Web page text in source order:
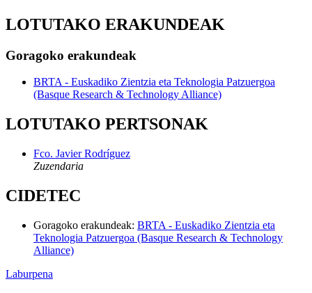
LOTUTAKO ERAKUNDEAK
Goragoko erakundeak
BRTA - Euskadiko Zientzia eta Teknologia Patzuergoa
(Basque Research & Technology Alliance)
LOTUTAKO PERTSONAK
Fco. Javier Rodríguez
Zuzendaria
CIDETEC
Goragoko erakundeak: BRTA - Euskadiko Zientzia eta
Teknologia Patzuergoa (Basque Research & Technology
Alliance)
Laburpena